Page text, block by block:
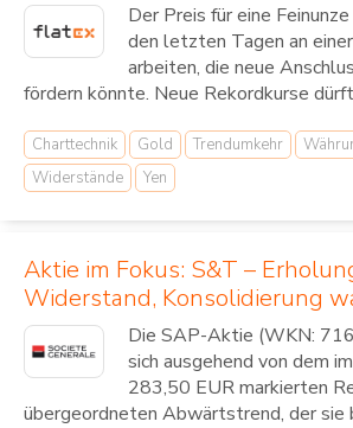
Der Preis für eine
den letzten Tagen an
arbeiten, die neue
fördern könnte. Neue Rekordkurse
Charttechnik Gold Trendumkehr
Widerstände
Yen
Aktie im Fokus: S&T –
Widerstand, Konsolidierung
Die SAP-Aktie (WKN:
sich ausgehend von dem
283,50 EUR markierten
übergeordneten Abwärtstrend, der sie